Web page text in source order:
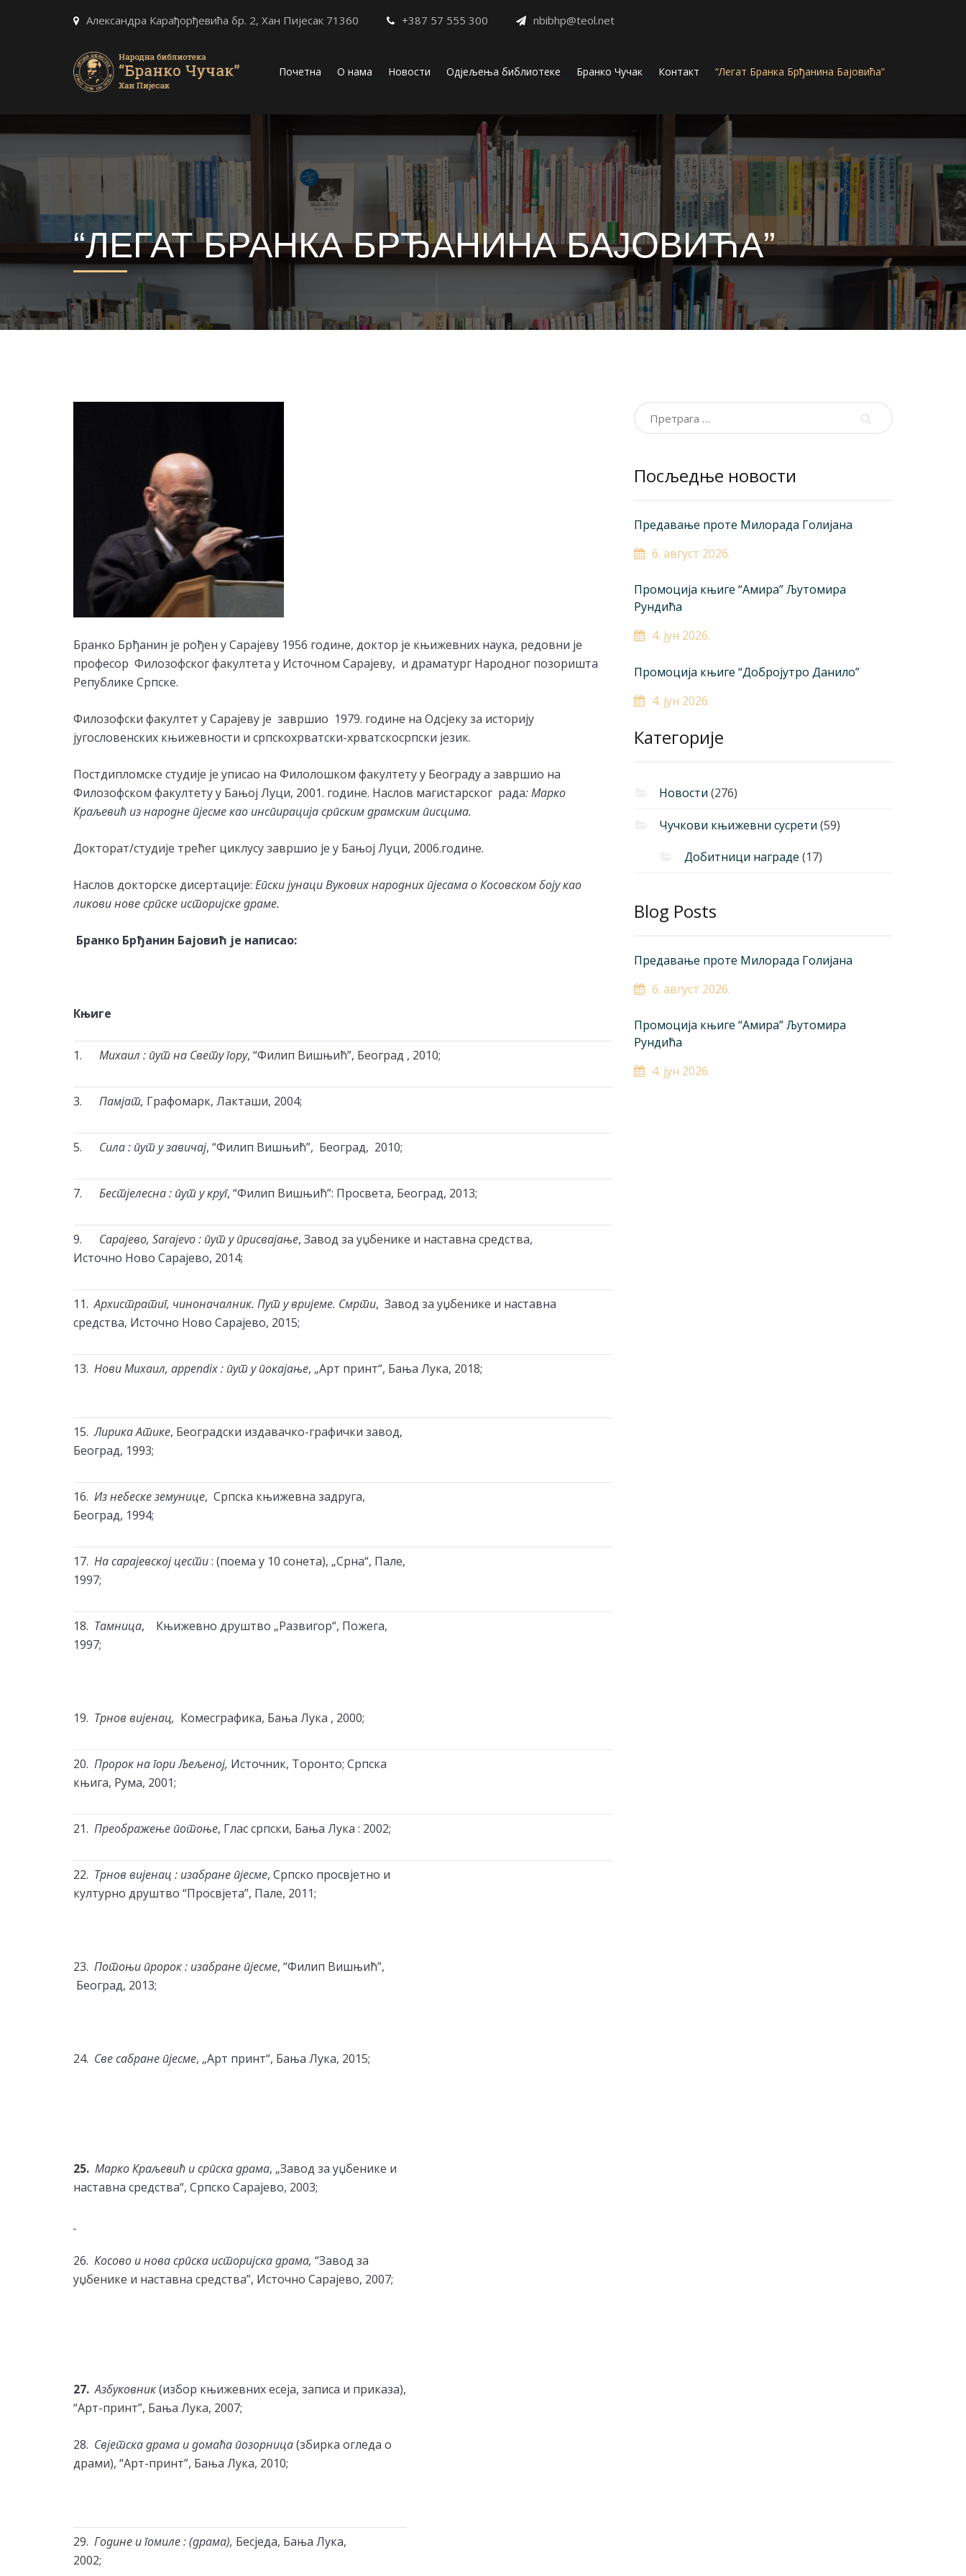
Александра Карађорђевића бр. 2, Хан Пијесак 71360 +387 57 555 300 nbibhp@teol.net
Почетна О нама Новости Одјељења библиотеке Бранко Чучак Контакт “Легат Бранка Брђанина Бајовића”
“ЛЕГАТ БРАНКА БРЂАНИНА БАЈОВИЋА”
Бранко Брђанин је рођен у Сарајеву 1956 године, доктор је књижевних наука, редовни је
професор Филозофског факултета у Источном Сарајеву, и драматург Народног позоришта
Републике Српске.
Филозофски факултет у Сарајеву je завршио 1979. године на Одсјеку за историју
југословенских књижевности и српскохрватски-хрватскосрпски језик.
Постдипломске студије је уписао на Филолошком факултету у Београду а завршио на
Филозофском факултету у Бањој Луци, 2001. године. Наслов магистарског рада:Марко
Краљевић из народне пјесме као инспирација српским драмским писцима.
Докторат/студије трећег циклусу завршио је у Бањој Луци, 2006.године.
Наслов докторске дисертације: Епски јунаци Вукових народних пјесама о Косовском боју као
ликови нове српске историјске драме.
Бранко Брђанин Бајовић је написао:
Књиге
1. Михаил : пут на Свету гору, “Филип Вишњић”, Београд , 2010;
3. Памјат, Графомарк, Лакташи, 2004;
5. Сила : пут у завичај, “Филип Вишњић”, Београд, 2010;
7. Бестјелесна : пут у круг, “Филип Вишњић”: Просвета, Београд, 2013;
9. Сарајево, Sarajevo : пут у присвајање, Завод за уџбенике и наставна средства,
Источно Ново Сарајево, 2014;
11.Архистратиг, чиноначалник. Пут у вријеме. Смрти, Завод за уџбенике и наставна
средства, Источно Ново Сарајево, 2015;
13. Нови Михаил, appendix : пут у покајање, „Арт принт“, Бања Лука, 2018;
15.Лирика Атике, Београдски издавачко-графички завод,
Београд, 1993;
16. Из небеске земунице, Српска књижевна задруга,
Београд, 1994;
17. На сарајевској цести: (поема у 10 сонета), „Срна“, Пале,
1997;
18. Тамница, Књижевно друштво „Развигор“, Пожега,
1997;
19. Трнов вијенац, Комесграфика, Бања Лука , 2000;
20. Пророк на гори Љељеној, Источник, Торонто; Српска
књига, Рума, 2001;
21. Преображење потоње, Глас српски, Бања Лука : 2002;
22. Трнов вијенац : изабране пјесме, Српско просвјетно и
културно друштво “Просвјета”, Пале, 2011;
23. Потоњи пророк : изабране пјесме, “Филип Вишњић”,
Београд, 2013;
24. Све сабране пјесме, „Арт принт“, Бања Лука, 2015;
25. Марко Краљевић и српска драма, „Завод за уџбенике и
наставна средства“, Српско Сарајево, 2003;
26. Косово иновасрпска историјскадрама, “Завод за
уџбенике и наставна средства”, Источно Сарајево, 2007;
27.Азбуковник(избор књижевних есеја, записа и приказа),
“Арт-принт”, Бања Лука, 2007;
28. Свјетскадрама идомаћа позорница(збирка огледа о
драми), “Арт-принт”, Бања Лука, 2010;
29. Године и гомиле : (драма), Бесједа, Бања Лука,
2002;
Посљедње новости
Предавање проте Милорада Голијана
6. август 2026.
Промоција књиге “Амира” Љутомира
Рундића
4. јун 2026.
Промоција књиге “Добројутро Данило”
4. јун 2026.
Категорије
Новости (276)
Чучкови књижевни сусрети (59)
Добитници награде (17)
Blog Posts
Предавање проте Милорада Голијана
6. август 2026.
Промоција књиге “Амира” Љутомира
Рундића
4. јун 2026.